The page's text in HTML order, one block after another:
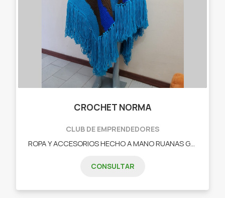
CROCHET NORMA
CLUB DE EMPRENDEDORES
CONSULTAR